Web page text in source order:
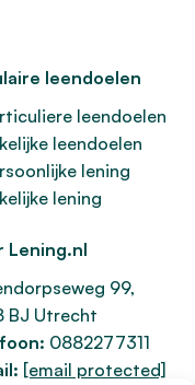
leendoelen
leendoelen
leendoelen
lening
lening
Lening.nl
99,
BJ Utrecht
0882277311
[email protected]